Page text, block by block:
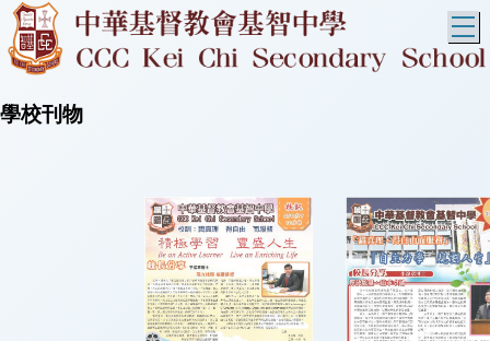
學校刊物